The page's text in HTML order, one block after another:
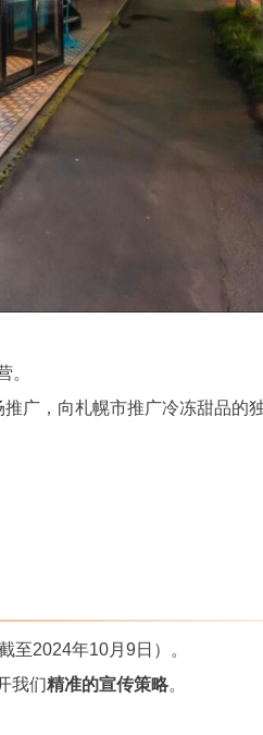
。
推广，向札幌市推广冷冻甜品的
截至2024年10月9日）。
我们精准的宣传策略。